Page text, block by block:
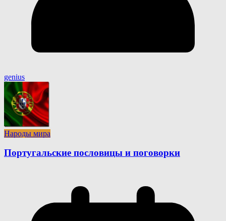
genius
Народы мира
Португальские пословицы и поговорки